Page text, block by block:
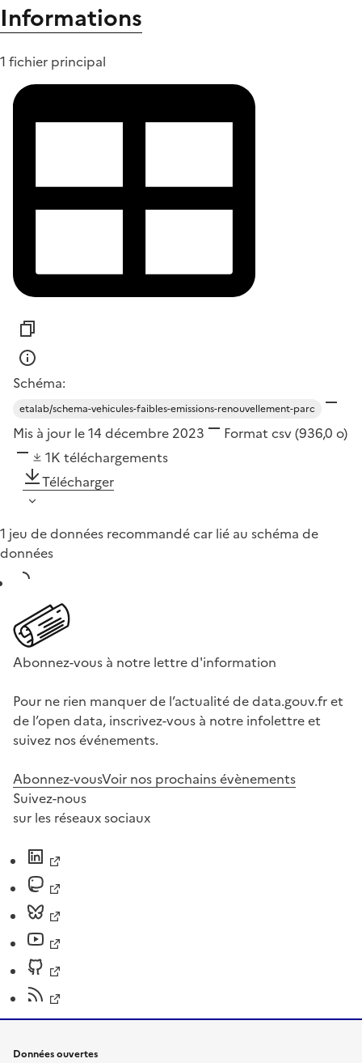
Informations
1 fichier principal
Schéma:
etalab/schema-vehicules-faibles-emissions-renouvellement-parc
Mis à jour le 14 décembre 2023 Format csv(936,0 o)
1K téléchargements
Télécharger
1 jeu de données recommandé car lié au schéma de
données
Abonnez-vous à notre lettre d'information
Pour ne rien manquer de l’actualité de data.gouv.fr et
de l’open data, inscrivez-vous à notre infolettre et
suivez nos événements.
Abonnez-vousVoir nos prochains évènements
Suivez-nous
sur les réseaux sociaux
Données ouvertes